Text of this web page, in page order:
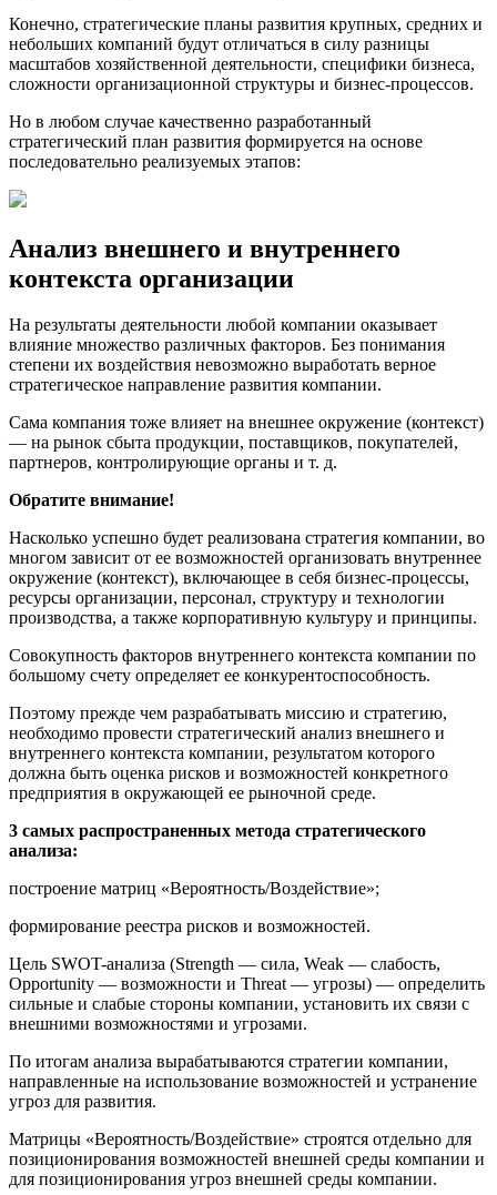
Конечно, стратегические планы развития крупных, средних и
небольших компаний будут отличаться в силу разницы
масштабов хозяйственной деятельности, специфики бизнеса,
сложности организационной структуры и бизнес-процессов.
Но в любом случае качественно разработанный
стратегический план развития формируется на основе
последовательно реализуемых этапов:
Анализ внешнего и внутреннего
контекста организации
На результаты деятельности любой компании оказывает
влияние множество различных факторов. Без понимания
степени их воздействия невозможно выработать верное
стратегическое направление развития компании.
Сама компания тоже влияет на внешнее окружение (контекст)
— на рынок сбыта продукции, поставщиков, покупателей,
партнеров, контролирующие органы и т. д.
Обратите внимание!
Насколько успешно будет реализована стратегия компании, во
многом зависит от ее возможностей организовать внутреннее
окружение (контекст), включающее в себя бизнес-процессы,
ресурсы организации, персонал, структуру и технологии
производства, а также корпоративную культуру и принципы.
Совокупность факторов внутреннего контекста компании по
большому счету определяет ее конкурентоспособность.
Поэтому прежде чем разрабатывать миссию и стратегию,
необходимо провести стратегический анализ внешнего и
внутреннего контекста компании, результатом которого
должна быть оценка рисков и возможностей конкретного
предприятия в окружающей ее рыночной среде.
3 самых распространенных метода стратегического
анализа:
построение матриц «Вероятность/Воздействие»;
формирование реестра рисков и возможностей.
Цель SWOT-анализа (Strength — сила, Weak — слабость,
Opportunity — возможности и Threat — угрозы) — определить
сильные и слабые стороны компании, установить их связи с
внешними возможностями и угрозами.
По итогам анализа вырабатываются стратегии компании,
направленные на использование возможностей и устранение
угроз для развития.
Матрицы «Вероятность/Воздействие» строятся отдельно для
позиционирования возможностей внешней среды компании и
для позиционирования угроз внешней среды компании.